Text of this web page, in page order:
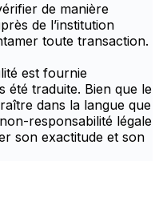
de manière
de l’institution
toute transaction.
est fournie
été traduite. Bien que le
dans la langue que
responsabilité légale
son exactitude et son